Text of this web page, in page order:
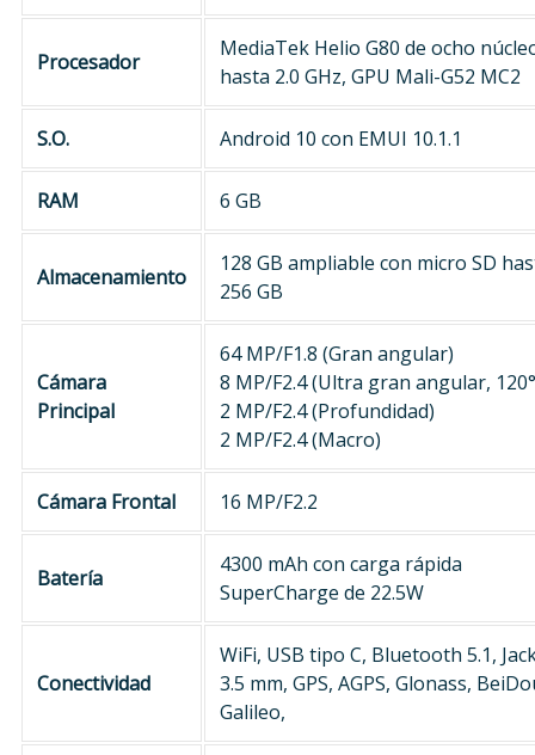
Procesador
MediaTek Helio G80 de ocho
hasta 2.0 GHz, GPU Mali-G52 MC2
S.O. Android 10 con EMUI 10.1.1
RAM 6 GB
Almacenamiento
128 GB ampliable con micro SD
256 GB
Cámara
Principal
64 MP/F1.8 (Gran angular)
8 MP/F2.4 (Ultra gran angular,
2 MP/F2.4 (Profundidad)
2 MP/F2.4 (Macro)
Cámara Frontal 16 MP/F2.2
Batería
4300 mAh con carga rápida
SuperCharge de 22.5W
Conectividad
WiFi, USB tipo C, Bluetooth 5.1,
3.5 mm, GPS, AGPS, Glonass,
Galileo,